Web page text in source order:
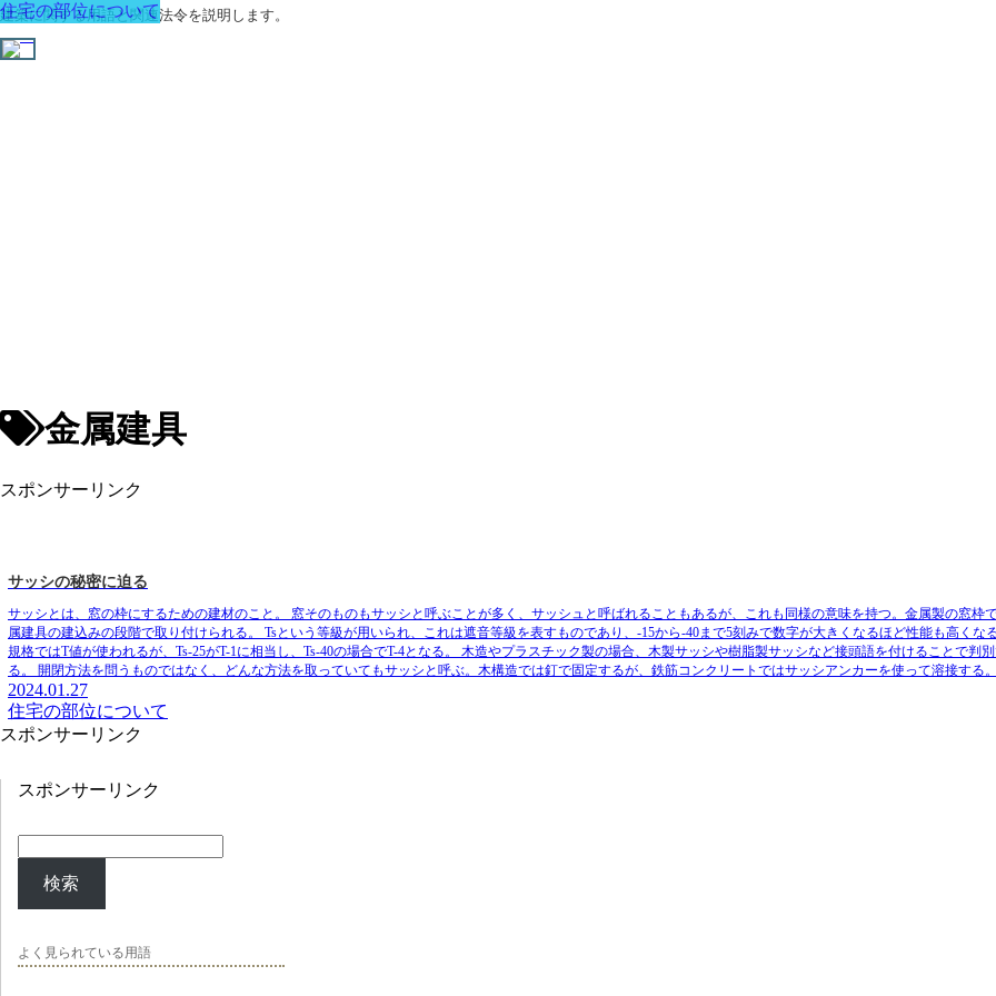
建築に関する用語と関連法令を説明します。
金属建具
スポンサーリンク
住宅の部位について
サッシの秘密に迫る
サッシとは、窓の枠にするための建材のこと。
窓そのものもサッシと呼ぶことが多く、サッシュと呼ばれることもあるが、これも同様の意味を持つ。金属製の窓枠
属建具の建込みの段階で取り付けられる。
Tsという等級が用いられ、これは遮音等級を表すものであり、-15から-40まで5刻みで数字が大きくなるほど性能も高くなる
規格ではT値が使われるが、Ts-25がT-1に相当し、Ts-40の場合でT-4となる。
木造やプラスチック製の場合、木製サッシや樹脂製サッシなど接頭語を付けることで判別
る。
開閉方法を問うものではなく、どんな方法を取っていてもサッシと呼ぶ。木構造では釘で固定するが、鉄筋コンクリートではサッシアンカーを使って溶接する。
2024.01.27
住宅の部位について
スポンサーリンク
スポンサーリンク
検索
よく見られている用語